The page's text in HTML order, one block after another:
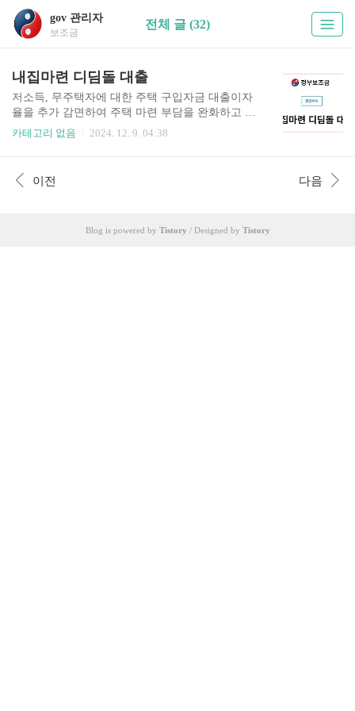
gov 관리자
보조금
전체 글 (32)
내집마련 디딤돌 대출
저소득, 무주택자에 대한 주택 구입자금 대출이자
율을 추가 감면하여 주택 마련 부담을 완화하고 내
집 마련 지원을 통해 주거생활의 안정을 도모하기
건을 확인 후 이자를 지원 받으시길 바랍니다.
카테고리 없음 2024. 12. 9. 04:38
이전 다음
Blog is powered by Tistory / Designed by Tistory